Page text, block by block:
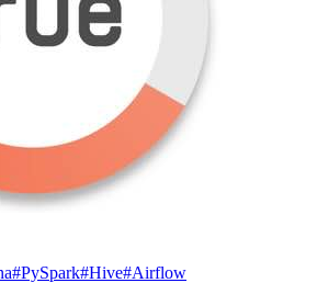
#PySpark#Hive#Airflow